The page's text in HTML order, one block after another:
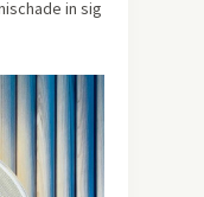
in sig